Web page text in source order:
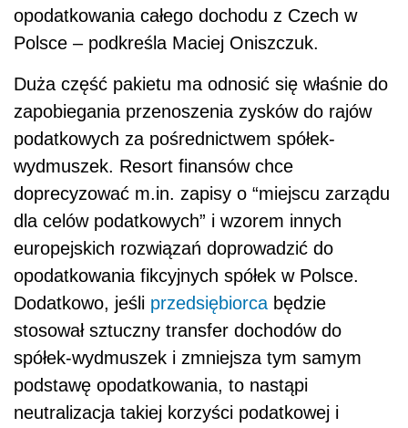
opodatkowania całego dochodu z Czech w
Polsce – podkreśla Maciej Oniszczuk.
Duża część pakietu ma odnosić się właśnie do
zapobiegania przenoszenia zysków do rajów
podatkowych za pośrednictwem spółek-
wydmuszek. Resort finansów chce
doprecyzować m.in. zapisy o “miejscu zarządu
dla celów podatkowych” i wzorem innych
europejskich rozwiązań doprowadzić do
opodatkowania fikcyjnych spółek w Polsce.
Dodatkowo, jeśli przedsiębiorca będzie
stosował sztuczny transfer dochodów do
spółek-wydmuszek i zmniejsza tym samym
podstawę opodatkowania, to nastąpi
neutralizacja takiej korzyści podatkowej i